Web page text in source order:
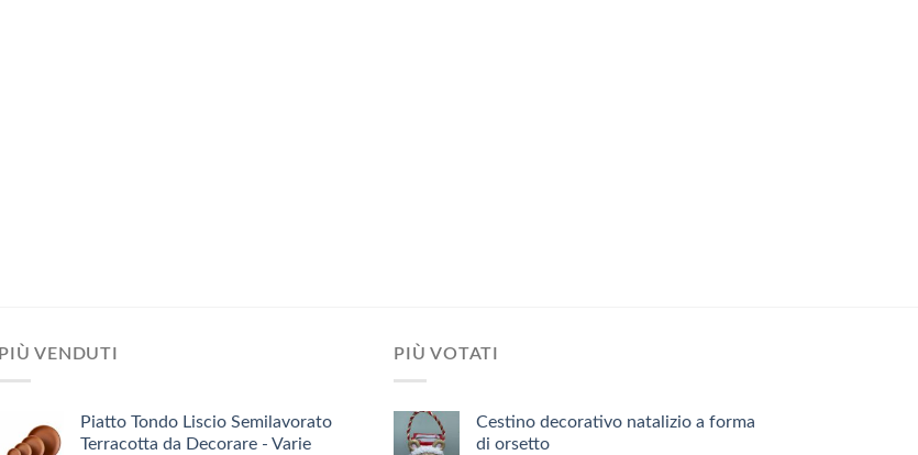
PIÙ VENDUTI
Piatto Tondo Liscio Semilavorato
Terracotta da Decorare - Varie
PIÙ VOTATI
Cestino decorativo natalizio a forma
di orsetto